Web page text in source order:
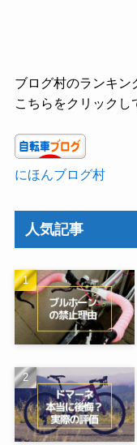
ブログ村のランキン
こちらをクリックし
にほんブログ村
人気記事